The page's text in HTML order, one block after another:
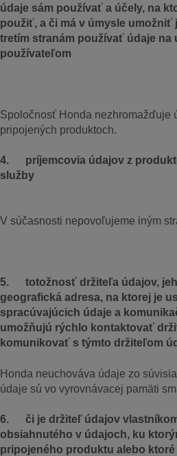
údaje sám používať a účely, na
použiť, a či má v úmysle umožniť
tretím stranám používať údaje na
používateľom
Spoločnosť Honda nezhromažďuje
pripojených produktoch.
4. príjemcovia údajov z
služby
V súčasnosti nepovoľujeme iným
5. totožnosť držiteľa údajov,
geografická adresa, na ktorej je
spracúvajúcich údaje a
umožňujú rýchlo kontaktovať
komunikovať s týmto držiteľom
Honda neuchováva údaje zo
údaje sú vo vyrovnávacej pamäti
6. či je držiteľ údajov
obsiahnutého v údajoch, ku
pripojeného produktu alebo